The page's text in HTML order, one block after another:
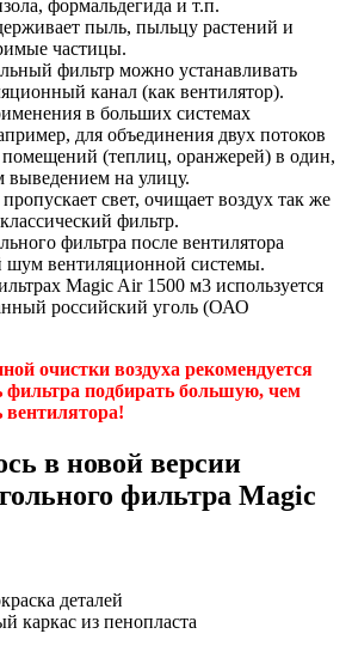
формальдегида и т.п.
пыль, пыльцу растений и
частицы.
фильтр можно устанавливать
канал (как вентилятор).
в больших системах
для объединения двух потоков
помещений (теплиц, оранжерей) в один,
на улицу.
свет, очищает воздух так же
фильтр.
фильтра после вентилятора
вентиляционной системы.
Magic Air 1500 м3 используется
российский уголь (ОАО
очистки воздуха рекомендуется
фильтра подбирать большую, чем
вентилятора!
в новой версии
фильтра Magic
деталей
каркас из пенопласта